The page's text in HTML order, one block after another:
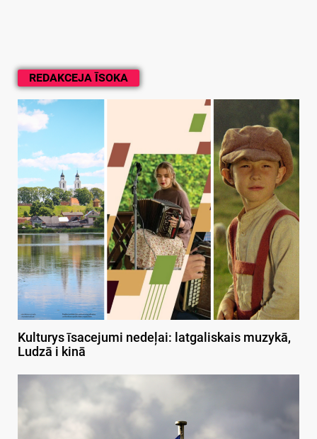
REDAKCEJA ĪSOKA
Kulturys īsacejumi nedeļai: latgaliskais muzykā,
Ludzā i kinā